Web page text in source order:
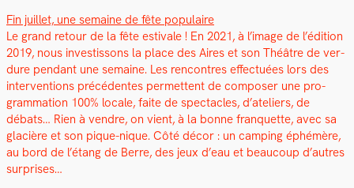
Fin juil­let, une semaine de fête pop­u­laire
Le grand retour de la fête esti­vale ! En 2021, à l’image de l’édition
2019, nous investis­sons la place des Aires et son Théâtre de ver­
dure pen­dant une semaine. Les ren­con­tres effec­tuées lors des
inter­ven­tions précé­dentes per­me­t­tent de com­pos­er une pro­
gram­ma­tion 100% locale, faite de spec­ta­cles, d’ateliers, de
débats… Rien à ven­dre, on vient, à la bonne fran­quette, avec sa
glacière et son pique-nique. Côté décor : un camp­ing éphémère,
au bord de l’étang de Berre, des jeux d’eau et beau­coup d’autres
sur­pris­es…